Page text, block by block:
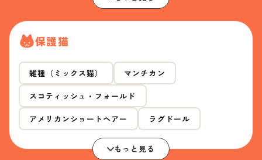
保護猫
雑種（ミックス猫） マンチカン
スコティッシュ・フォールド
アメリカンショートヘアー ラグドール
もっと見る